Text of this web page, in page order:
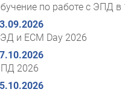
по работе с ЭПД в
и ECM Day 2026
2026